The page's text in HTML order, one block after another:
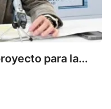
para la...